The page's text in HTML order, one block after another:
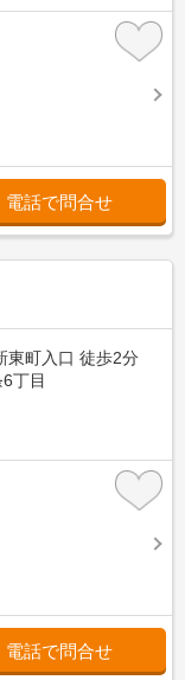
電話で問合せ
東町入口 徒歩2分
丁目
電話で問合せ